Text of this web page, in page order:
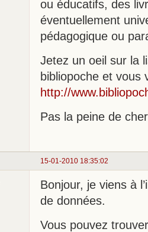
ou éducatifs, des
éventuellement
pédagogique ou
Jetez un oeil sur la
bibliopoche et vous
http://
Pas la peine de
15-01-2010 18:35:02
Bonjour, je viens à
de données.
Vous pouvez